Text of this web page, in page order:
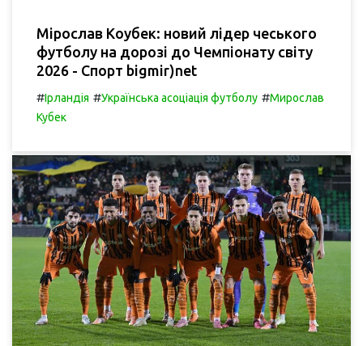
Мірослав Коубек: новий лідер чеського
футболу на дорозі до Чемпіонату світу
2026 - Спорт bigmir)net
#Ірландія #Українська асоціація футболу #Мирослав
Кубек